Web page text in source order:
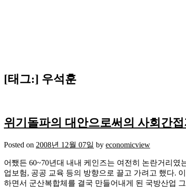
[태그:] 우석훈
위기돌파의 대안으로써의 사회간
Posted on 2008년 12월 07일 by economicview
어쨌든 60~70년대 내내 케인즈는 여전히 논란거리
업보험, 공공 교육 등의 방향으로 끌고 가려고 했다.
하면서 군산복합체를 결국 만들어내게 된 국방산업